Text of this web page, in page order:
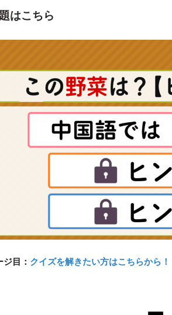
はこちら
ジ目： クイズを解きたい方はこちらから